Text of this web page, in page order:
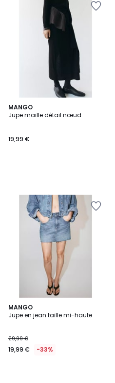
MANGO
Jupe maille détail nœud
19,99 €
MANGO
Jupe en jean taille mi-haute
29,99 €
19,99 € -33%